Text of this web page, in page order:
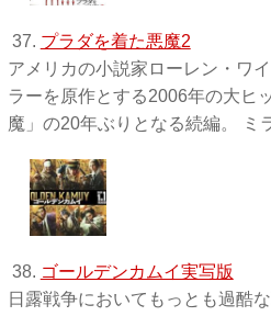
37. プラダを着た悪魔2
アメリカの小説家ローレン・ワ
ラーを原作とする2006年の大ヒ
魔」の20年ぶりとなる続編。 ミ
38. ゴールデンカムイ実写版
日露戦争においてもっとも過酷